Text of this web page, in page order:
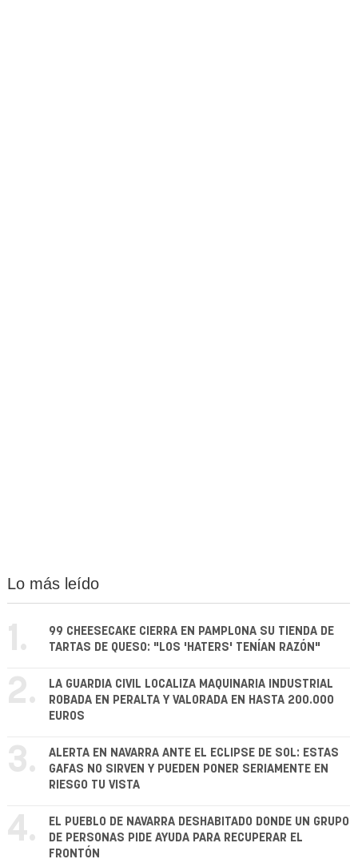
Lo más leído
1.
99 CHEESECAKE CIERRA EN PAMPLONA SU TIENDA DE
TARTAS DE QUESO: "LOS 'HATERS' TENÍAN RAZÓN"
2.
LA GUARDIA CIVIL LOCALIZA MAQUINARIA INDUSTRIAL
ROBADA EN PERALTA Y VALORADA EN HASTA 200.000
EUROS
3.
ALERTA EN NAVARRA ANTE EL ECLIPSE DE SOL: ESTAS
GAFAS NO SIRVEN Y PUEDEN PONER SERIAMENTE EN
RIESGO TU VISTA
4.
EL PUEBLO DE NAVARRA DESHABITADO DONDE UN GRUPO
DE PERSONAS PIDE AYUDA PARA RECUPERAR EL
FRONTÓN